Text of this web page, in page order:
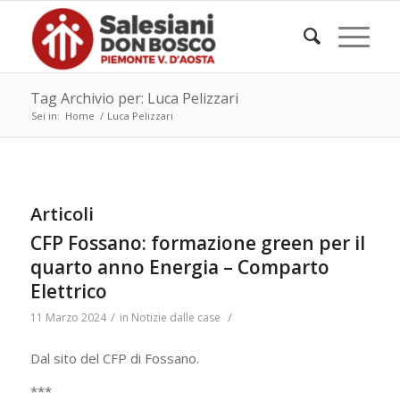
Tag Archivio per: Luca Pelizzari
Sei in: Home / Luca Pelizzari
Articoli
CFP Fossano: formazione green per il
quarto anno Energia – Comparto
Elettrico
11 Marzo 2024 / in Notizie dalle case /
Dal sito del CFP di Fossano.
***